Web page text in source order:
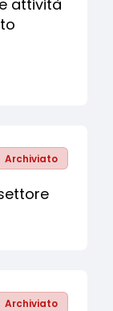
attività
Archiviato
Archiviato